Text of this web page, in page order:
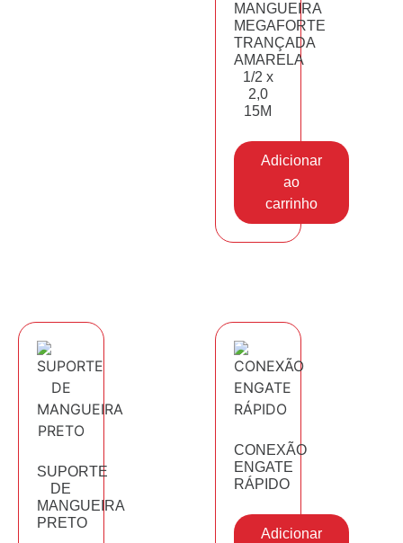
MANGUEIRA
MEGAFORTE
TRANÇADA
AMARELA
1/2 x
2,0
15M
Adicionar
ao
carrinho
SUPORTE
DE
MANGUEIRA
PRETO
CONEXÃO
ENGATE
RÁPIDO
Adicionar